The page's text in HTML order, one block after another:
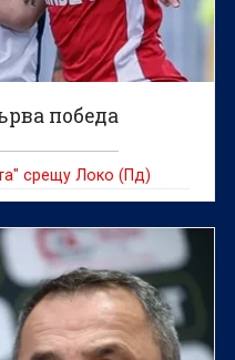
победа
срещу Локо (Пд)